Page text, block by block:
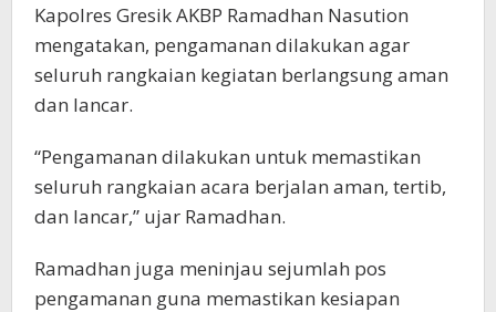
Kapolres Gresik AKBP Ramadhan Nasution
mengatakan, pengamanan dilakukan agar
seluruh rangkaian kegiatan berlangsung aman
dan lancar.
“Pengamanan dilakukan untuk memastikan
seluruh rangkaian acara berjalan aman, tertib,
dan lancar,” ujar Ramadhan.
Ramadhan juga meninjau sejumlah pos
pengamanan guna memastikan kesiapan